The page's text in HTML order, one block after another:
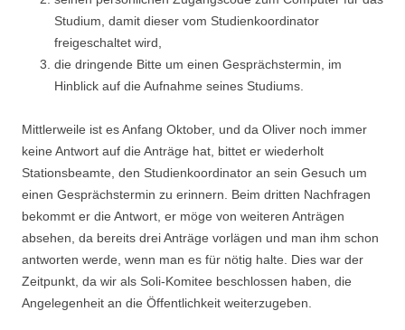
Studium, damit dieser vom Studienkoordinator
freigeschaltet wird,
die dringende Bitte um einen Gesprächstermin, im
Hinblick auf die Aufnahme seines Studiums.
Mittlerweile ist es Anfang Oktober, und da Oliver noch immer
keine Antwort auf die Anträge hat, bittet er wiederholt
Stationsbeamte, den Studienkoordinator an sein Gesuch um
einen Gesprächstermin zu erinnern. Beim dritten Nachfragen
bekommt er die Antwort, er möge von weiteren Anträgen
absehen, da bereits drei Anträge vorlägen und man ihm schon
antworten werde, wenn man es für nötig halte. Dies war der
Zeitpunkt, da wir als Soli-Komitee beschlossen haben, die
Angelegenheit an die Öffentlichkeit weiterzugeben.